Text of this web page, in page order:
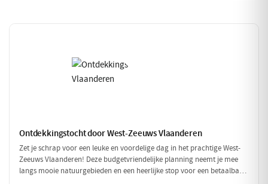
Ontdekkingstocht door West-Zeeuws Vlaanderen
Zet je schrap voor een leuke en voordelige dag in het prachtige West-
Zeeuws Vlaanderen! Deze budgetvriendelijke planning neemt je mee
langs mooie natuurgebieden en een heerlijke stop voor een betaalbare